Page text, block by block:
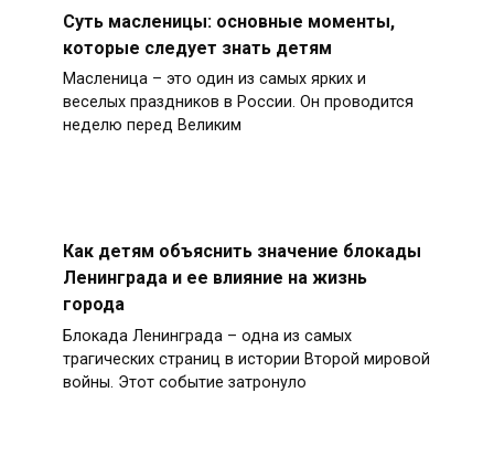
Суть масленицы: основные моменты,
которые следует знать детям
Масленица – это один из самых ярких и
веселых праздников в России. Он проводится
неделю перед Великим
Как детям объяснить значение блокады
Ленинграда и ее влияние на жизнь
города
Блокада Ленинграда – одна из самых
трагических страниц в истории Второй мировой
войны. Этот событие затронуло